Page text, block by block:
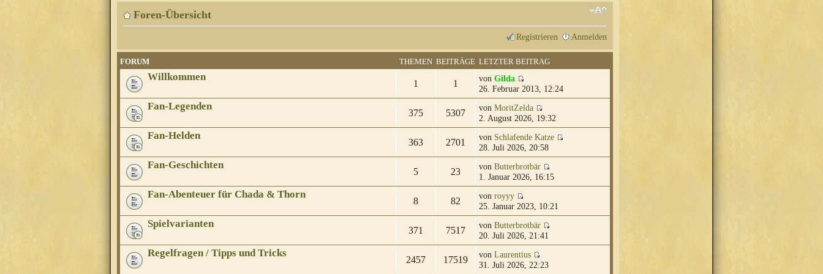
Foren-Übersicht
Registrieren Anmelden
FORUM THEMEN BEITRÄGE LETZTER BEITRAG
Willkommen
1 1 von Gilda
26. Februar 2013, 12:24
Fan-Legenden
375 5307 von MoritZelda
2. August 2026, 19:32
Fan-Helden
363 2701 von Schlafende Katze
28. Juli 2026, 20:58
Fan-Geschichten
5 23 von Butterbrotbär
1. Januar 2026, 16:15
Fan-Abenteuer für Chada & Thorn
8 82 von royyy
25. Januar 2023, 10:21
Spielvarianten
371 7517 von Butterbrotbär
20. Juli 2026, 21:41
Regelfragen / Tipps und Tricks
2457 17519 von Laurentius
31. Juli 2026, 22:23